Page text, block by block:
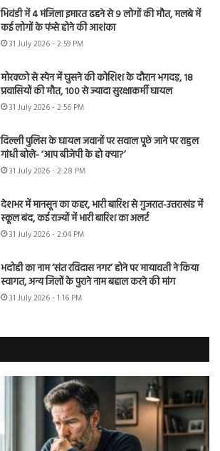
भिवंडी में 4 मंजिला इमारत ढहने से 9 लोगों की मौत, मलबे में
कई लोगों के फंसे होने की आशंका
31 July 2026 - 2:59 PM
मोरक्को से स्पेन में घुसने की कोशिश के दौरान भगदड़, 18
प्रवासियों की मौत, 100 से ज्यादा सुरक्षाकर्मी घायल
31 July 2026 - 2:56 PM
दिल्ली पुलिस के घायल जवानों पर सवाल पूछे जाने पर राहुल
गांधी बोले- ‘आप बीजेपी के हो क्या?’
31 July 2026 - 2:28 PM
देशभर में मानसून का कहर, भारी बारिश से गुजरात-उत्तराखंड में
स्कूल बंद, कई राज्यों में भारी बारिश का अलर्ट
31 July 2026 - 2:04 PM
भदोही का नाम ‘संत रविदास नगर’ होने पर मायावती ने किया
स्वागत, अन्य जिलों के पुराने नाम बहाल करने की मांग
31 July 2026 - 1:16 PM